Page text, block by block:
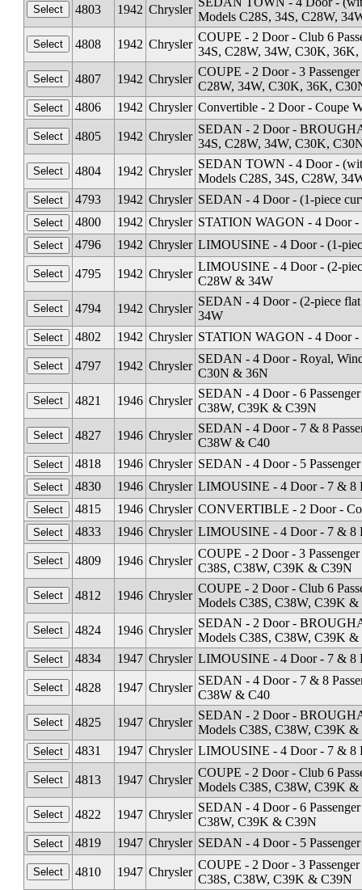
4803 1942 Chrysler
Models C28S, 34S, C28W,
4808
1942 Chrysler
COUPE - 2 Door - Club 6
34S, C28W, 34W, C30K,
4807
1942 Chrysler
COUPE - 2 Door - 3
C28W, 34W, C30K, 36K,
4806
1942 Chrysler Convertible - 2 Door - Coupe
4805 1942 Chrysler
SEDAN - 2 Door -
34S, C28W, 34W, C30K,
4804
1942 Chrysler
SEDAN TOWN - 4 Door -
Models C28S, 34S, C28W,
4793
1942 Chrysler SEDAN - 4 Door - (1-piece
4800
1942 Chrysler STATION WAGON - 4 Door -
4796
1942 Chrysler LIMOUSINE - 4 Door - (1-
4795 1942 Chrysler
LIMOUSINE - 4 Door - (2-
C28W & 34W
4794
1942 Chrysler
SEDAN - 4 Door - (2-piece
34W
4802
1942 Chrysler STATION WAGON - 4 Door -
4797 1942 Chrysler
SEDAN - 4 Door - Royal,
C30N & 36N
4821
1946 Chrysler
SEDAN - 4 Door - 6
C38W, C39K & C39N
4827
1946 Chrysler
SEDAN - 4 Door - 7 & 8
C38W & C40
4818
1946 Chrysler SEDAN - 4 Door - 5
4830
1946 Chrysler LIMOUSINE - 4 Door - 7 & 8
4815
1946 Chrysler CONVERTIBLE - 2 Door -
4833
1946 Chrysler LIMOUSINE - 4 Door - 7 & 8
4809 1946 Chrysler
COUPE - 2 Door - 3
C38S, C38W, C39K & C39N
4812
1946 Chrysler
COUPE - 2 Door - Club 6
Models C38S, C38W, C39K &
4824
1946 Chrysler
SEDAN - 2 Door -
Models C38S, C38W, C39K &
4834
1947 Chrysler LIMOUSINE - 4 Door - 7 & 8
4828 1947 Chrysler
SEDAN - 4 Door - 7 & 8
C38W & C40
4825
1947 Chrysler
SEDAN - 2 Door -
Models C38S, C38W, C39K &
4831
1947 Chrysler LIMOUSINE - 4 Door - 7 & 8
4813 1947 Chrysler
COUPE - 2 Door - Club 6
Models C38S, C38W, C39K &
4822
1947 Chrysler
SEDAN - 4 Door - 6
C38W, C39K & C39N
4819
1947 Chrysler SEDAN - 4 Door - 5
4810 1947 Chrysler
COUPE - 2 Door - 3
C38S, C38W, C39K & C39N